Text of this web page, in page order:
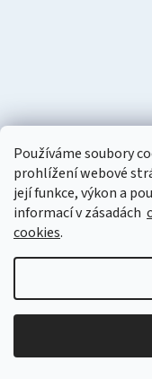
Používáme soubory
prohlížení webové
její funkce, výkon a
informací v zásadách
cookies.
Copyright 2026